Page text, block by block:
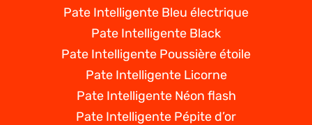
Pate Intelligente Bleu électrique
Pate Intelligente Black
Pate Intelligente Poussière étoile
Pate Intelligente Licorne
Pate Intelligente Néon flash
Pate Intelligente Pépite d’or